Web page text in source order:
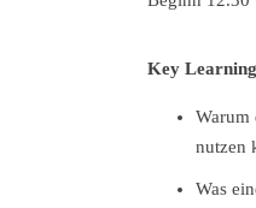
Key
Warum
nutzen
Was